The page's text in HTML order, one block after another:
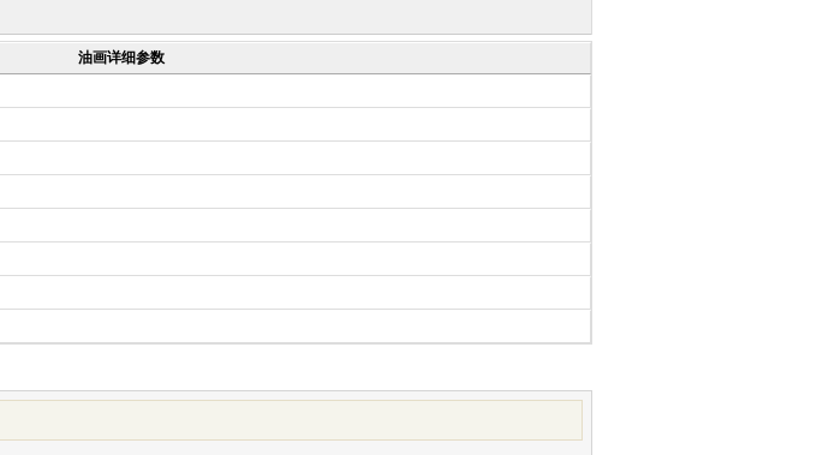
油画详细参数